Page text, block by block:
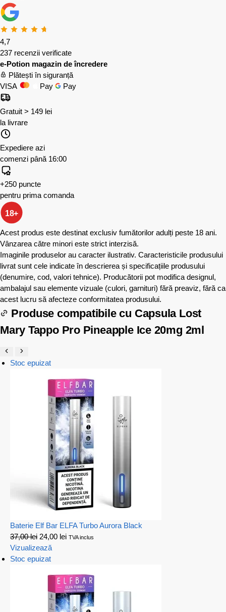
4,7
237 recenzii verificate
e-Potion magazin de încredere
Plătești în siguranță
VISA
Pay Pay
Gratuit > 149 lei
la livrare
Expediere azi
comenzi până 16:00
+250 puncte
pentru prima comanda
18+
Acest produs este destinat exclusiv fumătorilor adulți peste 18 ani.
Vânzarea către minori este strict interzisă.
Imaginile produselor au caracter ilustrativ. Caracteristicile produsului
livrat sunt cele indicate în descrierea și specificațiile produsului
(denumire, cod, valori tehnice). Producătorii pot modifica designul,
ambalajul sau elemente vizuale (culori, garnituri) fără preaviz, fără ca
acest lucru să afecteze conformitatea produsului.
Produse compatibile cu Capsula Lost
Mary Tappo Pro Pineapple Ice 20mg 2ml
Stoc epuizat
Baterie Elf Bar ELFA Turbo Aurora Black
37,00lei 24,00 lei TVA inclus
Vizualizează
Stoc epuizat